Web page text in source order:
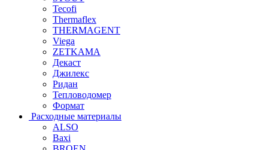
Tecofi
Thermaflex
THERMAGENT
Viega
ZETKAMA
Декаст
Джилекс
Ридан
Тепловодомер
Формат
Расходные материалы
ALSO
Baxi